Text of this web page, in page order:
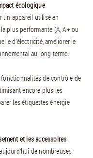
écologique
un appareil utilisé en
plus performante (A, A+ ou
d’électricité, améliorer le
au long terme.
de contrôle de
encore plus les
les étiquettes énergie
et les accessoires
de nombreuses